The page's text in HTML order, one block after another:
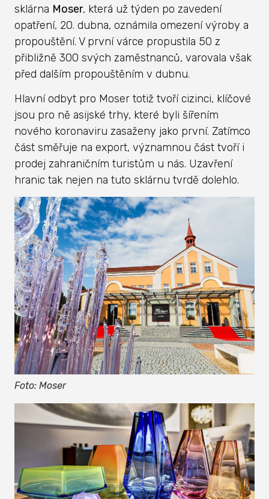
sklárna Moser, která už týden po zavedení
opatření, 20. dubna, oznámila omezení výroby a
propouštění. V první várce propustila 50 z
přibližně 300 svých zaměstnanců, varovala však
před dalším propouštěním v dubnu.
Hlavní odbyt pro Moser totiž tvoří cizinci, klíčové
jsou pro ně asijské trhy, které byli šířením
nového koronaviru zasaženy jako první. Zatímco
část směřuje na export, významnou část tvoří i
prodej zahraničním turistům u nás. Uzavření
hranic tak nejen na tuto sklárnu tvrdě dolehlo.
Foto: Moser